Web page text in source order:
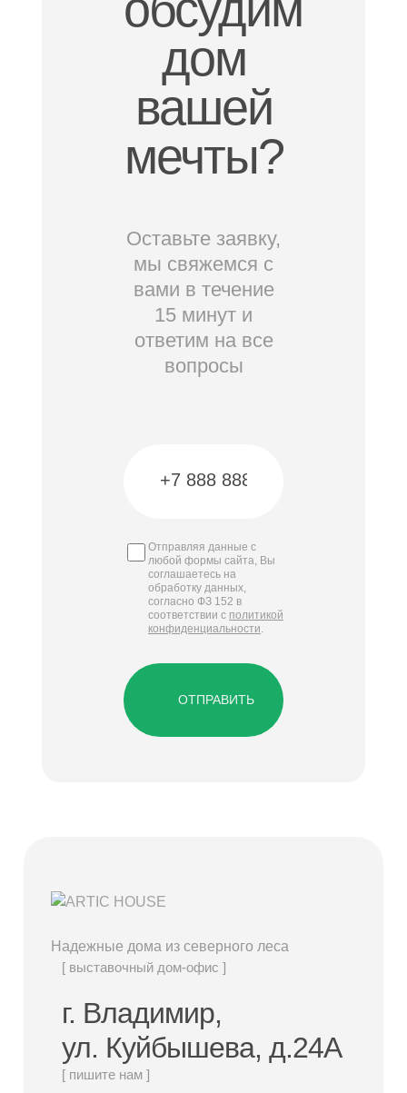
дом
вашей
мечты?
Оставьте заявку,
мы свяжемся с
вами в течение
15 минут и
ответим на все
вопросы
Отправляя данные с
любой формы сайта, Вы
соглашаетесь на
обработку данных,
согласно ФЗ 152 в
соответствии с политикой
конфиденциальности
ОТПРАВИТЬ
Надежные дома из северного леса
[ выставочный дом-офис ]
г. Владимир,
ул. Куйбышева, д.24А
[ пишите нам ]